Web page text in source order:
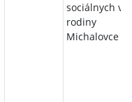
sociálnych
rodiny
Michalovce